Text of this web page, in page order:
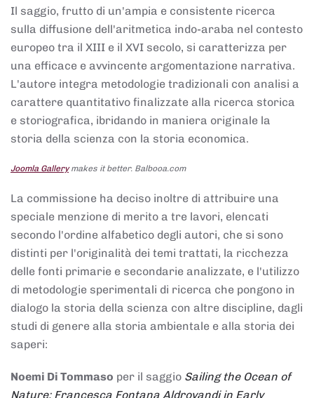
Il saggio, frutto di un'ampia e consistente ricerca
sulla diffusione dell'aritmetica indo-araba nel contesto
europeo tra il XIII e il XVI secolo, si caratterizza per
una efficace e avvincente argomentazione narrativa.
L'autore integra metodologie tradizionali con analisi a
carattere quantitativo finalizzate alla ricerca storica
e storiografica, ibridando in maniera originale la
storia della scienza con la storia economica.
Joomla Gallerymakes it better. Balbooa.com
La commissione ha deciso inoltre di attribuire una
speciale menzione di merito a tre lavori, elencati
secondo l'ordine alfabetico degli autori, che si sono
distinti per l'originalità dei temi trattati, la ricchezza
delle fonti primarie e secondarie analizzate, e l'utilizzo
di metodologie sperimentali di ricerca che pongono in
dialogo la storia della scienza con altre discipline, dagli
studi di genere alla storia ambientale e alla storia dei
saperi:
Noemi Di Tommaso per il saggio Sailing the Ocean of
Nature: Francesca Fontana Aldrovandi in Early